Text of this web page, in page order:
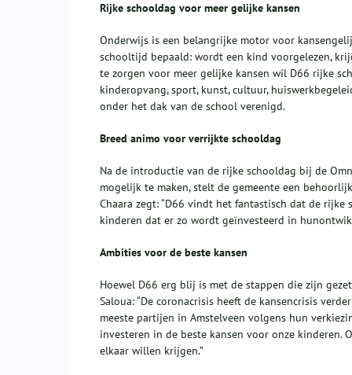
Rijke schooldag voor meer gelijke kansen
Onderwijs is een belangrijke motor voor
schooltijd bepaald: wordt een kind voorgelezen,
te zorgen voor meer gelijke kansen wil D66 rijke
kinderopvang, sport, kunst, cultuur,
onder het dak van de school verenigd.
Breed animo voor verrijkte schooldag
Na de introductie van de rijke schooldag bij de
mogelijk te maken, stelt de gemeente een
Chaara zegt: “D66 vindt het fantastisch dat de
kinderen dat er zo wordt geïnvesteerd in
Ambities voor de beste kansen
Hoewel D66 erg blij is met de stappen die zijn
Saloua: “De coronacrisis heeft de kansencrisis
meeste partijen in Amstelveen volgens hun
investeren in de beste kansen voor onze kinderen.
elkaar willen krijgen.”